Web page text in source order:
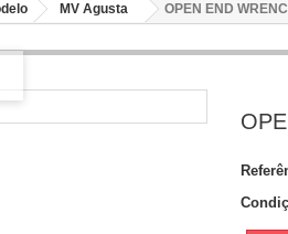
MV Agusta OPEN END